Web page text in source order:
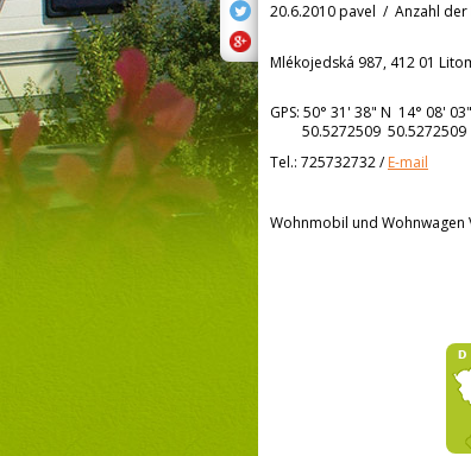
20.6.2010 pavel / Anzahl der
Mlékojedská 987, 412 01
GPS: 50° 31' 38" N 14° 08' 03"
50.5272509 50.5272509
Tel.: 725732732/E-mail
Wohnmobil und Wohnwagen